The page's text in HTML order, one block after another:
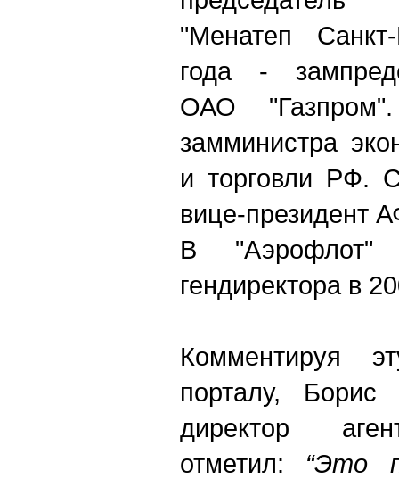
"Менатеп
года -
ОАО
замминистра
и торговли РФ.
вице-президент
В
гендиректора в
Комментируя
порталу, Борис
директор
отметил: “Это